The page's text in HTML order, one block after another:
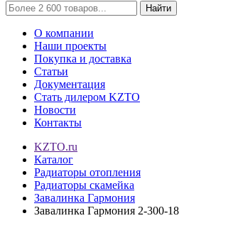
Найти
О компании
Наши проекты
Покупка и доставка
Статьи
Документация
Стать дилером KZTO
Новости
Контакты
KZTO.ru
Каталог
Радиаторы отопления
Радиаторы скамейка
Завалинка Гармония
Завалинка Гармония 2-300-18